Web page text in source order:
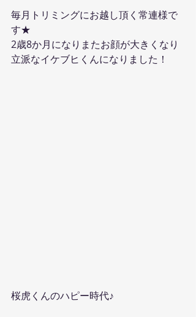
毎月トリミングにお越し頂く常連様で
す★
2歳8か月になりまたお顔が大きくなり
立派なイケブヒくんになりました！
桜虎くんのハピー時代♪